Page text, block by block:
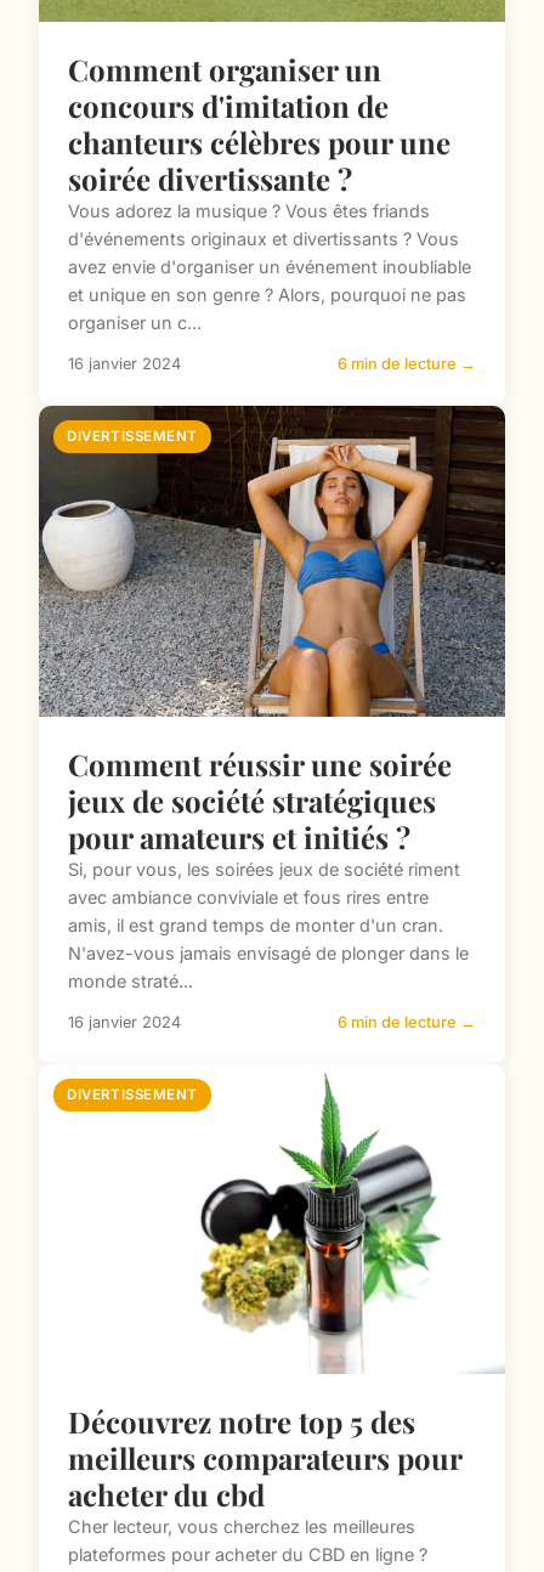
Comment organiser un
concours d'imitation de
chanteurs célèbres pour une
soirée divertissante ?
Vous adorez la musique ? Vous êtes friands
d'événements originaux et divertissants ? Vous
avez envie d'organiser un événement inoubliable
et unique en son genre ? Alors, pourquoi ne pas
organiser un c...
16 janvier 2024 6 min de lecture →
DIVERTISSEMENT
Comment réussir une soirée
jeux de société stratégiques
pour amateurs et initiés ?
Si, pour vous, les soirées jeux de société riment
avec ambiance conviviale et fous rires entre
amis, il est grand temps de monter d'un cran.
N'avez-vous jamais envisagé de plonger dans le
monde straté...
16 janvier 2024 6 min de lecture →
DIVERTISSEMENT
Découvrez notre top 5 des
meilleurs comparateurs pour
acheter du cbd
Cher lecteur, vous cherchez les meilleures
plateformes pour acheter du CBD en ligne ?